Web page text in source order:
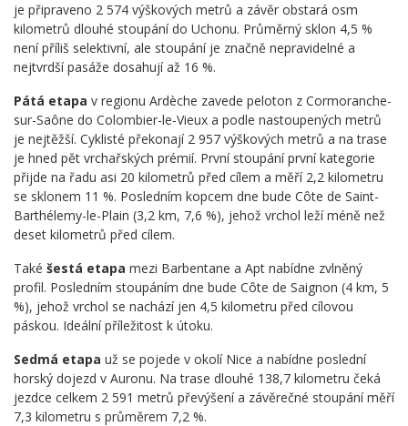
je připraveno 2 574 výškových metrů a závěr obstará osm
kilometrů dlouhé stoupání do Uchonu. Průměrný sklon 4,5 %
není příliš selektivní, ale stoupání je značně nepravidelné a
nejtvrdší pasáže dosahují až 16 %.
Pátá etapa v regionu Ardèche zavede peloton z Cormoranche-
sur-Saône do Colombier-le-Vieux a podle nastoupených metrů
je nejtěžší. Cyklisté překonají 2 957 výškových metrů a na trase
je hned pět vrchařských prémií. První stoupání první kategorie
přijde na řadu asi 20 kilometrů před cílem a měří 2,2 kilometru
se sklonem 11 %. Posledním kopcem dne bude Côte de Saint-
Barthélemy-le-Plain (3,2 km, 7,6 %), jehož vrchol leží méně než
deset kilometrů před cílem.
Také šestá etapa mezi Barbentane a Apt nabídne zvlněný
profil. Posledním stoupáním dne bude Côte de Saignon (4 km, 5
%), jehož vrchol se nachází jen 4,5 kilometru před cílovou
páskou. Ideální příležitost k útoku.
Sedmá etapa už se pojede v okolí Nice a nabídne poslední
horský dojezd v Auronu. Na trase dlouhé 138,7 kilometru čeká
jezdce celkem 2 591 metrů převýšení a závěrečné stoupání měří
7,3 kilometru s průměrem 7,2 %.